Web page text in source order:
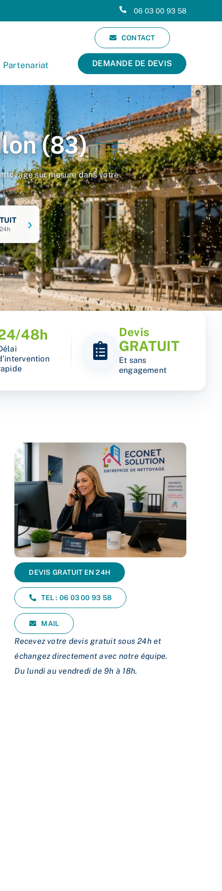
06 03 00 93 58
Partenariat
CONTACT
DEMANDE DE DEVIS
(83)
sur mesure dans votre
48h Devis
GRATUIT
Et sans
engagement
DEVIS GRATUIT EN 24H
TEL : 06 03 00 93 58
MAIL
Recevez votre devis gratuit sous 24h et
échangez directement avec notre équipe.
Du lundi au vendredi de 9h à 18h.